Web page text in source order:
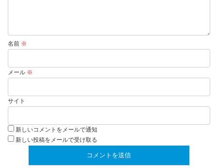
名前 ※
メール ※
サイト
新しいコメントをメールで通知
新しい投稿をメールで受け取る